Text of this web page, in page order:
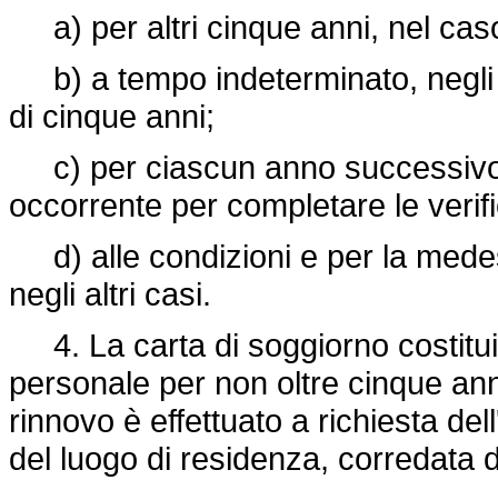
a) per altri cinque anni, nel
b) a tempo indeterminato, negli
di cinque anni;
c) per ciascun anno
occorrente per completare le
d) alle condizioni e per la
negli altri casi.
4. La carta di soggiorno
personale per non oltre cinque
rinnovo è effettuato a richiesta
del luogo di residenza, corredata